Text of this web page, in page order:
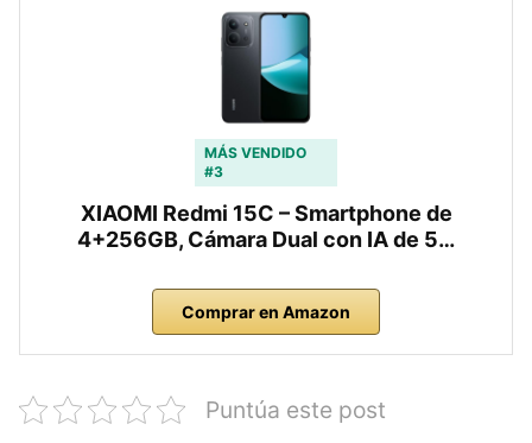
MÁS VENDIDO
#3
XIAOMI Redmi 15C – Smartphone de
4+256GB, Cámara Dual con IA de 5…
Comprar en Amazon
Puntúa este post